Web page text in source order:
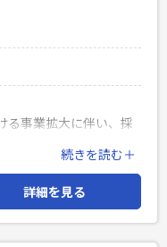
る事業拡大に伴い、採
行まで一貫してリード
は以下を想定しており
立案・ペルソナ設定・
続きを読む＋
詳細を見る